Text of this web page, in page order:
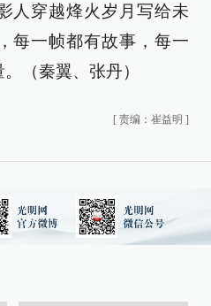
人穿越烽火岁月写给未
每一帧都有故事，每一
（秦翼、张丹）
[ 责编：崔益明 ]